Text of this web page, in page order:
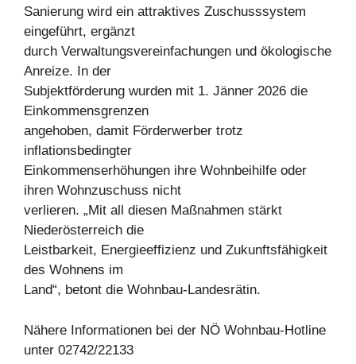
Sanierung wird ein attraktives Zuschusssystem
eingeführt, ergänzt
durch Verwaltungsvereinfachungen und ökologische
Anreize. In der
Subjektförderung wurden mit 1. Jänner 2026 die
Einkommensgrenzen
angehoben, damit Förderwerber trotz
inflationsbedingter
Einkommenserhöhungen ihre Wohnbeihilfe oder
ihren Wohnzuschuss nicht
verlieren. „Mit all diesen Maßnahmen stärkt
Niederösterreich die
Leistbarkeit, Energieeffizienz und Zukunftsfähigkeit
des Wohnens im
Land“, betont die Wohnbau-Landesrätin.
Nähere Informationen bei der NÖ Wohnbau-Hotline
unter 02742/22133